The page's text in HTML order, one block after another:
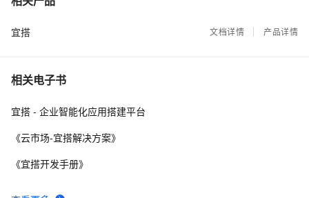
8 【打造梦幻联动！】揭秘钉钉宜搭中的单选关联选项设
23
9
10低代码火，阿里宜搭、华为Astro Zero 入选Gartner2022
宜搭 文档详情 产品详情
相关电子书
宜搭 - 企业智能化应用搭建平台
《云市场-宜搭解决方案》
《宜搭开发手册》